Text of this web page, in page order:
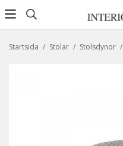
Startsida / Stolar / Stolsdynor /